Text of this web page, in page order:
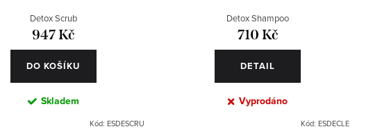
Detox Scrub
947 Kč
DO KOŠÍKU
Skladem
Kód: ESDESCRU
Detox Shampoo
710 Kč
DETAIL
Vyprodáno
Kód: ESDECLE